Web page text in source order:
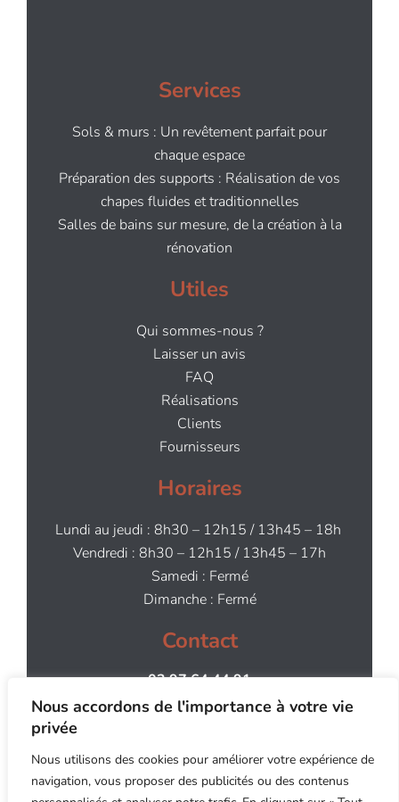
Nous accordons de l'importance à votre vie
privée
Nous utilisons des cookies pour améliorer votre expérience de
navigation, vous proposer des publicités ou des contenus
Services
Sols & murs : Un revêtement parfait pour
chaque espace
Préparation des supports : Réalisation de vos
chapes fluides et traditionnelles
Salles de bains sur mesure, de la création à la
rénovation
Utiles
Qui sommes-nous ?
Laisser un avis
FAQ
Réalisations
Clients
Fournisseurs
Horaires
Lundi au jeudi : 8h30 – 12h15 / 13h45 – 18h
Vendredi : 8h30 – 12h15 / 13h45 – 17h
Samedi : Fermé
Dimanche : Fermé
Contact
02 97 64 44 91
contact@aog.bzh